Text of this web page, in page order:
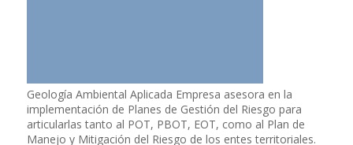
Geología Ambiental Aplicada Empresa asesora en la
implementación de Planes de Gestión del Riesgo para
articularlas tanto al POT, PBOT, EOT, como al Plan de
Manejo y Mitigación del Riesgo de los entes territoriales.